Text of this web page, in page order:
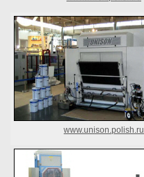
www.unison.polish.ru